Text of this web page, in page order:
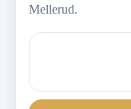
Mellerud.